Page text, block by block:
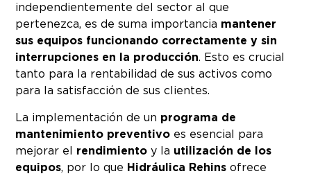
independientemente del sector al que
pertenezca, es de suma importancia mantener
sus equipos funcionando correctamente y sin
interrupciones en la producción. Esto es crucial
tanto para la rentabilidad de sus activos como
para la satisfacción de sus clientes.
La implementación de un programa de
mantenimiento preventivo es esencial para
mejorar el rendimiento y la utilización de los
equipos, por lo que Hidráulica Rehinsofrece